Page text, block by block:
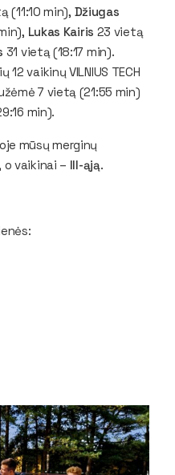
(11:10 min), Džiugas
Lukas Kairis 23 vietą
31 vietą (18:17 min).
vaikinų VILNIUS TECH
7 vietą (21:55 min)
min).
mūsų merginų
vaikinai – III-ąją.